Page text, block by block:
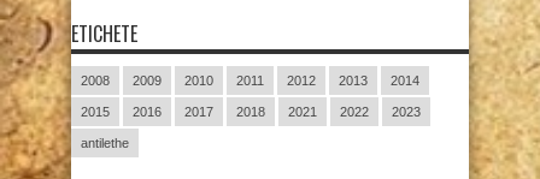
ETICHETE
2008 2009 2010 2011 2012 2013 2014
2015 2016 2017 2018 2021 2022 2023
antilethe